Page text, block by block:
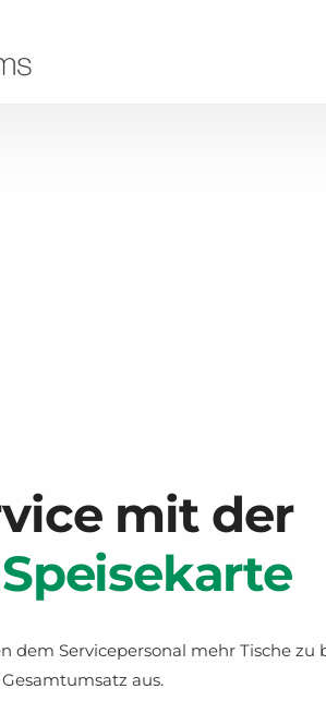
mit der
Speisekarte
dem Servicepersonal mehr Tische zu
aus.